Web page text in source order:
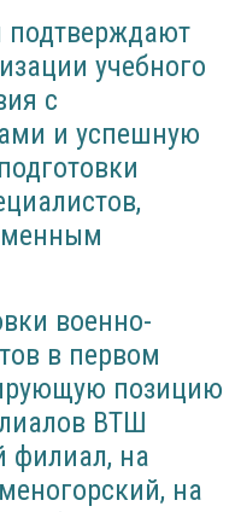
подтверждают
учебного
с
и успешную
военно-
в первом
позицию
ВТШ
филиал, на
на